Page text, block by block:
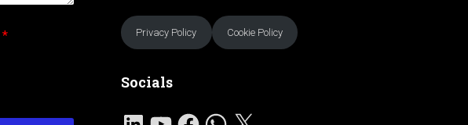
* Privacy Policy Cookie Policy
Socials
L
Y
F
W
X